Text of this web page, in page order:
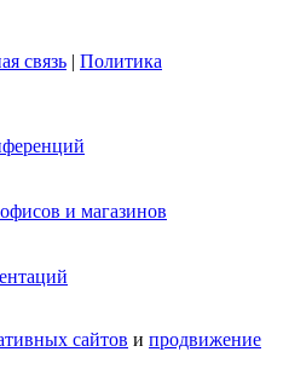
связь | Политика
и магазинов
сайтов и продвижение